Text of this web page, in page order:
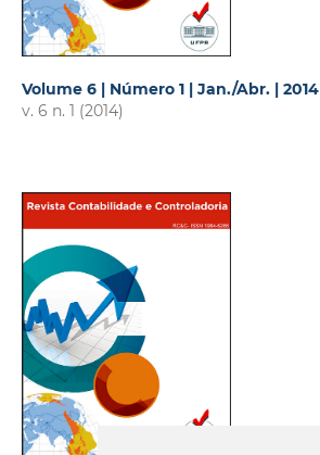
Volume 6 | Número 1 | Jan./Abr. | 2014
v. 6 n. 1 (2014)